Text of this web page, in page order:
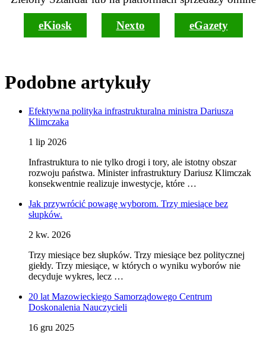
eKiosk Nexto eGazety
Podobne artykuły
Efektywna polityka infrastrukturalna ministra Dariusza
Klimczaka
1 lip 2026
Infrastruktura to nie tylko drogi i tory, ale istotny obszar
rozwoju państwa. Minister infrastruktury Dariusz Klimczak
konsekwentnie realizuje inwestycje, które …
Jak przywrócić powagę wyborom. Trzy miesiące bez
słupków.
2 kw. 2026
Trzy miesiące bez słupków. Trzy miesiące bez politycznej
giełdy. Trzy miesiące, w których o wyniku wyborów nie
decyduje wykres, lecz …
20 lat Mazowieckiego Samorządowego Centrum
Doskonalenia Nauczycieli
16 gru 2025